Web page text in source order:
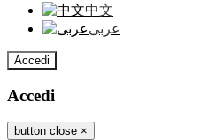
中文
عربى
Accedi
Accedi
button close ×